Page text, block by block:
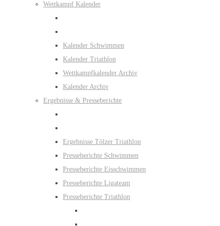
Wettkampf Kalender
Kalender Schwimmen
Kalender Triathlon
Wettkampfkalender Archiv
Kalender Archiv
Ergebnisse & Presseberichte
Ergebnisse Tölzer Triathlon
Presseberichte Schwimmen
Presseberichte Eisschwimmen
Presseberichte Ligateam
Presseberichte Triathlon